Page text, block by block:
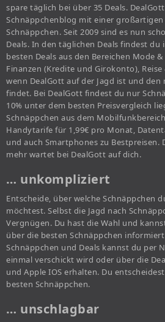
spare täglich bei über 35 Deals.
Schnäppchenblog mit einer großartigen
Schnäppchen. Seit 2009 sind es nun
Deals. In den täglichen Deals findest
besten Deals aus den Bereichen Mode
Finanzen (Kredite und Girokonto),
wenn DealGott auf der Jagd ist und den
findet. Bei DealGott findest du nur
10% unter dem besten Preisvergleich
Schnäppchen aus dem
Handytarife für 1,99€ pro Monat,
und auch Smartphones zu Bestpreisen.
mehr wartet bei DealGott auf dich.
… unkompliziert
Entscheide, über welche Schnäppchen
möchtest. Selbst die Jagd nach
Vergnügen. Du hast die Wahl und
über die besten Schnäppchen
Schnäppchen und Deals kannst du per
einmal verschickt wird oder über die
und Apple IOS erhalten. Du
besten Schnäppchen.
… unschlagbar